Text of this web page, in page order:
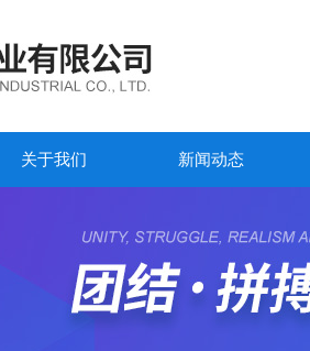
关于我们 新闻动态